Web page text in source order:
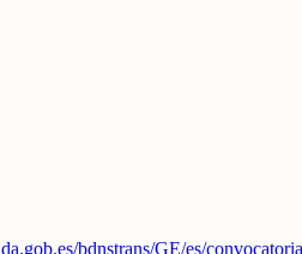
bdnstrans/GE/es/